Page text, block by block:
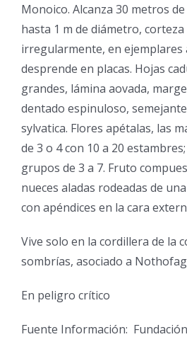
Monoico. Alcanza 30 metros
hasta 1 m de diámetro,
irregularmente, en ejemplares
desprende en placas. Hojas
grandes, lámina aovada,
dentado espinuloso,
sylvatica. Flores apétalas, las
de 3 o 4 con 10 a 20
grupos de 3 a 7. Fruto
nueces aladas rodeadas de
con apéndices en la cara
Vive solo en la cordillera de la
sombrías, asociado a
En peligro crítico
Fuente Información: Fundación